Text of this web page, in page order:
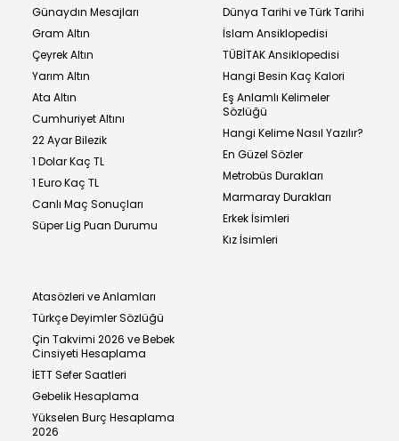
Günaydın Mesajları
Gram Altın
Çeyrek Altın
Yarım Altın
Ata Altın
Cumhuriyet Altını
22 Ayar Bilezik
1 Dolar Kaç TL
1 Euro Kaç TL
Canlı Maç Sonuçları
Süper Lig Puan Durumu
Dünya Tarihi ve Türk Tarihi
İslam Ansiklopedisi
TÜBİTAK Ansiklopedisi
Hangi Besin Kaç Kalori
Eş Anlamlı Kelimeler
Sözlüğü
Hangi Kelime Nasıl Yazılır?
En Güzel Sözler
Metrobüs Durakları
Marmaray Durakları
Erkek İsimleri
Kız İsimleri
Atasözleri ve Anlamları
Türkçe Deyimler Sözlüğü
Çin Takvimi 2026 ve Bebek
Cinsiyeti Hesaplama
İETT Sefer Saatleri
Gebelik Hesaplama
Yükselen Burç Hesaplama
2026